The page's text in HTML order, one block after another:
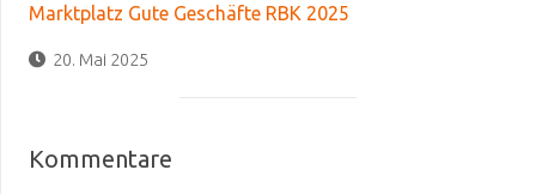
Marktplatz Gute Geschäfte RBK 2025
20. Mai 2025
Kommentare